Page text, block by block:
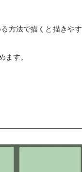
方法で描くと描きやす
ます。